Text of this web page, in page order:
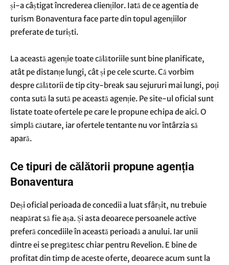
și-a câștigat încrederea clienților. Iată de ceagentia de
turism Bonaventuraface parte din topul agențiilor
preferate de turiști.
La această agenție toate călătoriile sunt bine planificate,
atât pe distanțe lungi, cât și pe cele scurte. Că vorbim
despre călătorii de tip city-break sau sejururi mai lungi, poți
conta sută la sută pe această agenție. Pe site-ul oficial sunt
listate toate ofertele pe care le propune echipa de aici. O
simplă căutare, iar ofertele tentante nu vor întârzia să
apară.
Ce tipuri de călătorii propune agenția
Bonaventura
Deși oficial perioada de concedii a luat sfârșit, nu trebuie
neapărat să fie așa. Și asta deoarece persoanele active
preferă concediile în această perioadă a anului. Iar unii
dintre ei se pregătesc chiar pentru Revelion. E bine de
profitat din timp de aceste oferte, deoarece acum sunt la